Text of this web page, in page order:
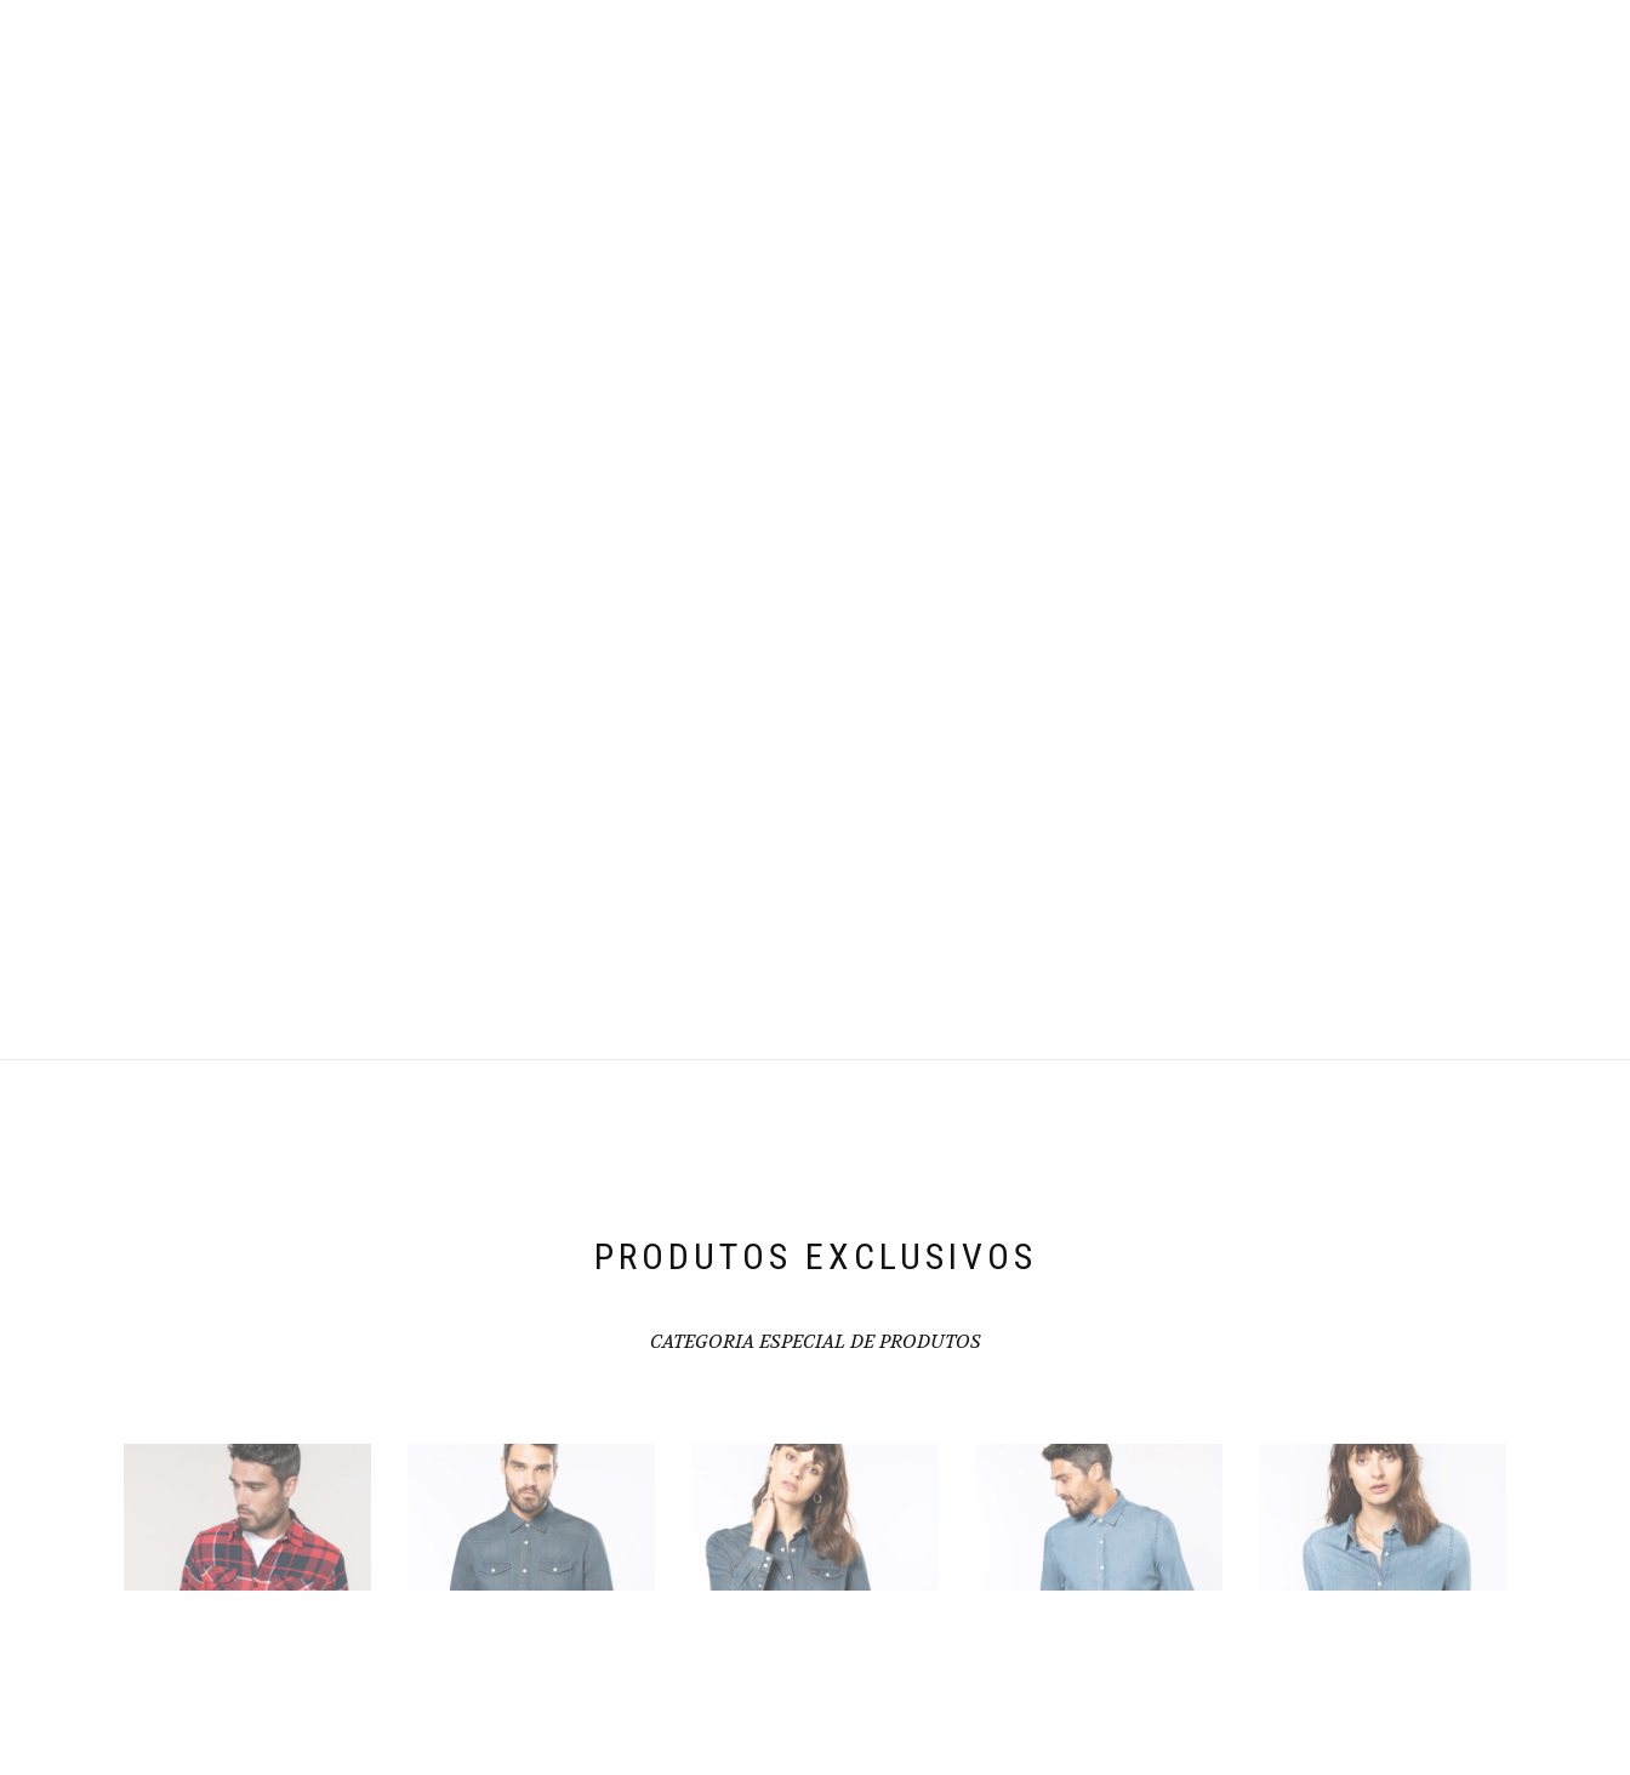
PRODUTOS EXCLUSIVOS
CATEGORIA ESPECIAL DE PRODUTOS